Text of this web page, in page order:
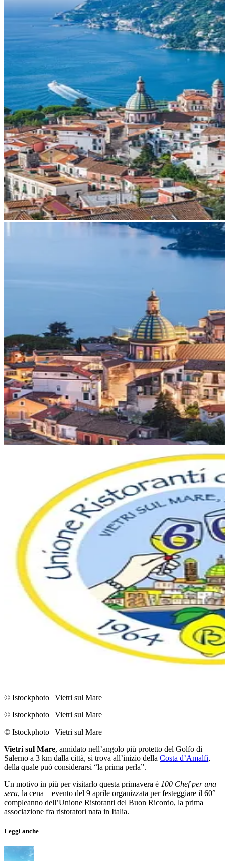
© Istockphoto | Vietri sul Mare
© Istockphoto | Vietri sul Mare
© Istockphoto | Vietri sul Mare
Vietri sul Mare, annidato nell’angolo più protetto del Golfo di
Salerno a 3 km dalla città, si trova all’inizio della Costa d’Amalfi,
della quale può considerarsi “la prima perla”.
Un motivo in più per visitarlo questa primavera è 100 Chef per una
sera, la cena – evento del 9 aprile organizzata per festeggiare il 60°
compleanno dell’Unione Ristoranti del Buon Ricordo, la prima
associazione fra ristoratori nata in Italia.
Leggi anche